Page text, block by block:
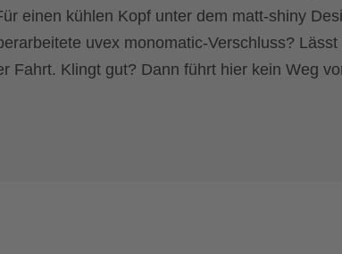
einen kühlen Kopf unter dem matt-shiny
uvex monomatic-Verschluss?
Fahrt. Klingt gut? Dann führt hier kein Weg